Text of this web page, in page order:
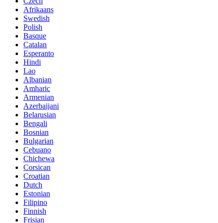
Afrikaans
Swedish
Polish
Basque
Catalan
Esperanto
Hindi
Lao
Albanian
Amharic
Armenian
Azerbaijani
Belarusian
Bengali
Bosnian
Bulgarian
Cebuano
Chichewa
Corsican
Croatian
Dutch
Estonian
Filipino
Finnish
Frisian